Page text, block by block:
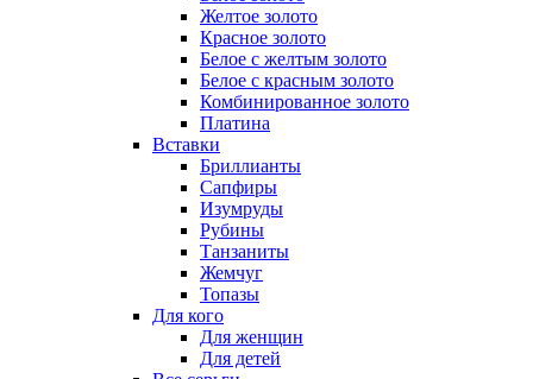
Желтое золото
Красное золото
Белое с желтым золото
Белое с красным золото
Комбинированное золото
Платина
Вставки
Бриллианты
Сапфиры
Изумруды
Рубины
Танзаниты
Жемчуг
Топазы
Для кого
Для женщин
Для детей